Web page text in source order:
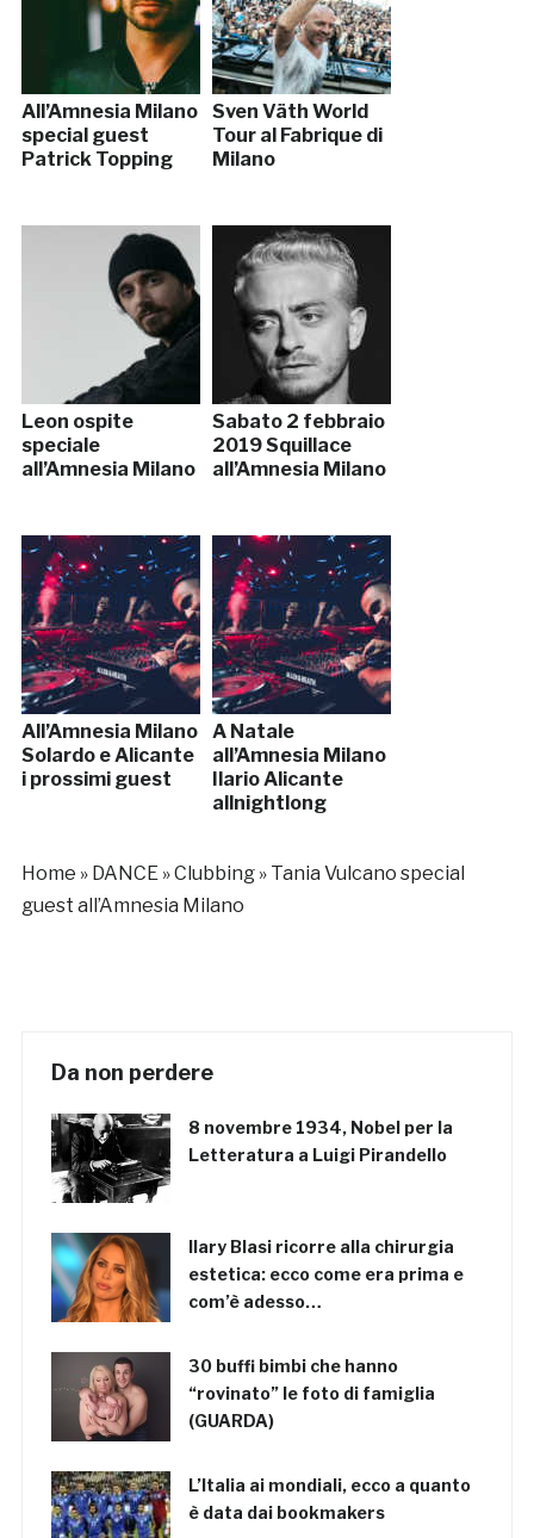
All’Amnesia Milano
special guest
Patrick Topping
Sven Väth World
Tour al Fabrique di
Milano
Leon ospite
speciale
all’Amnesia Milano
Sabato 2 febbraio
2019 Squillace
all’Amnesia Milano
All’Amnesia Milano
Solardo e Alicante
i prossimi guest
A Natale
all’Amnesia Milano
Ilario Alicante
allnightlong
Home » DANCE»Clubbing» Tania Vulcano special
guest all’Amnesia Milano
Da non perdere
8 novembre 1934, Nobel per la
Letteratura a Luigi Pirandello
Ilary Blasi ricorre alla chirurgia
estetica: ecco come era prima e
com’è adesso…
30 buffi bimbi che hanno
“rovinato” le foto di famiglia
(GUARDA)
L’Italia ai mondiali, ecco a quanto
è data dai bookmakers